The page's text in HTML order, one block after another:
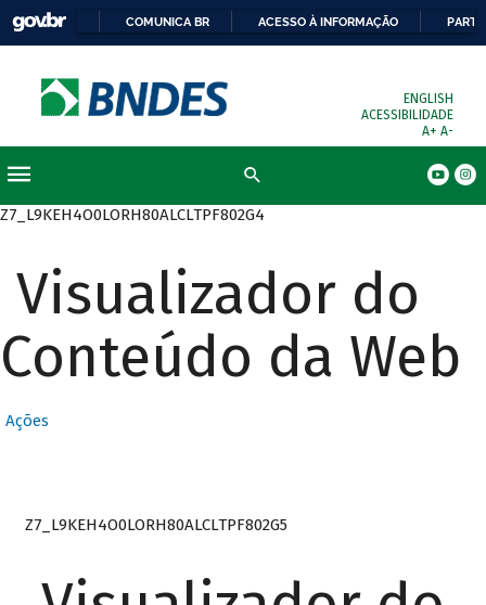
COMUNICA BR ACESSO À INFORMAÇÃO
ENGLISH
ACESSIBILIDADE
A+ A-
Z7_L9KEH4O0LORH80ALCLTPF802G4
Visualizador do
Conteúdo da Web
Ações
Z7_L9KEH4O0LORH80ALCLTPF802G5